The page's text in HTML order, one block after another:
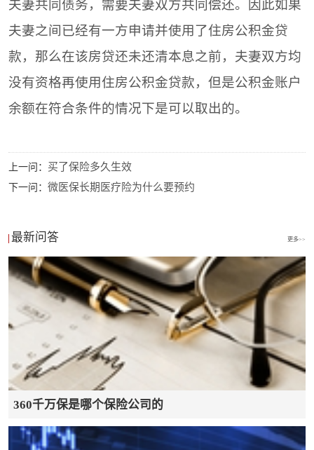
夫妻共同债务，需要夫妻双方共同偿还。因此如果
夫妻之间已经有一方申请并使用了住房公积金贷
款，那么在该房贷还未还清本息之前，夫妻双方均
没有资格再使用住房公积金贷款，但是公积金账户
余额在符合条件的情况下是可以取出的。
上一问： 买了保险多久生效
下一问： 微医保长期医疗险为什么要预约
最新问答 更多>>
360千万保是哪个保险公司的